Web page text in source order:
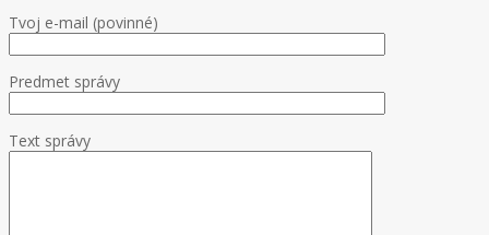
Tvoj e-mail (povinné)
Predmet správy
Text správy